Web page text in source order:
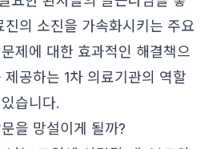
의 소진을 가속화시키는 주요
제에 대한 효과적인 해결책으
공하는 1차 의료기관의 역할
습니다.
을 망설이게 될까?